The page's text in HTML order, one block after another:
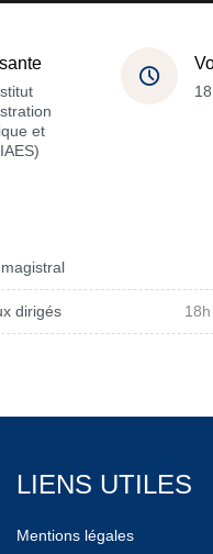
et
dirigés 18h
LIENS UTILES
Mentions légales